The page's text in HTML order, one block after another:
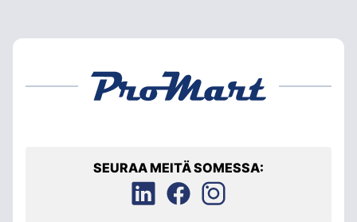
SEURAA MEITÄ SOMESSA: